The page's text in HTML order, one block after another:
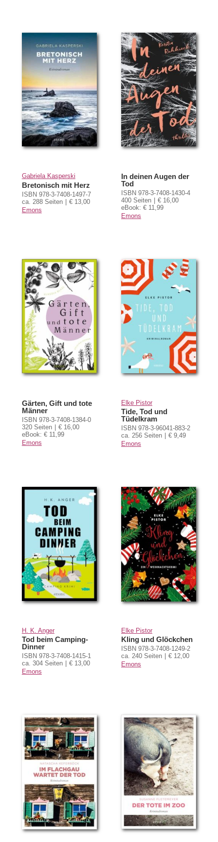
Gabriela Kasperski
Bretonisch mit Herz
ISBN 978-3-7408-1497-7
ca. 288 Seiten
€ 13,00
Emons
In deinen Augen der
Tod
ISBN 978-3-7408-1430-4
400 Seiten
€ 16,00
eBook: € 11,99
Emons
Gärten, Gift und tote
Männer
ISBN 978-3-7408-1384-0
320 Seiten
€ 16,00
eBook: € 11,99
Emons
Elke Pistor
Tide, Tod und
Tüdelkram
ISBN 978-3-96041-883-2
ca. 256 Seiten
€ 9,49
Emons
H. K. Anger
Tod beim Camping-
Dinner
ISBN 978-3-7408-1415-1
ca. 304 Seiten
€ 13,00
Emons
Elke Pistor
Kling und Glöckchen
ISBN 978-3-7408-1249-2
ca. 240 Seiten
€ 12,00
Emons